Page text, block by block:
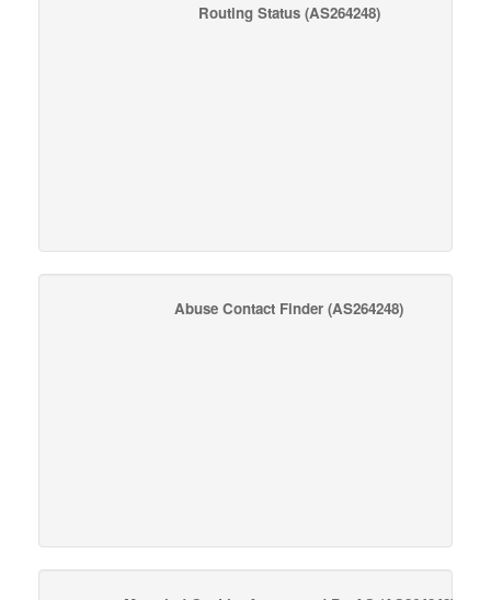
Routing Status(AS264248)
Abuse Contact Finder (AS264248)